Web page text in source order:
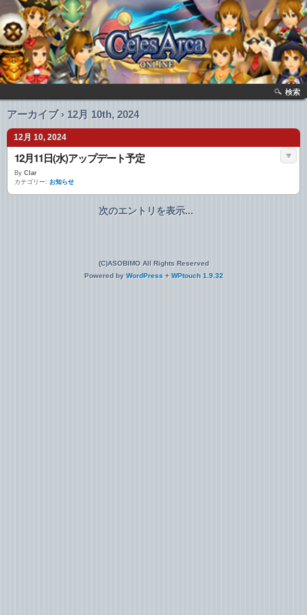
検索
アーカイブ › 12月 10th, 2024
12月 10, 2024
12月11日(水)アップデート予定
By Clar
カテゴリー: お知らせ
次のエントリを表示...
(C)ASOBIMO All Rights Reserved
Powered by WordPress + WPtouch 1.9.32